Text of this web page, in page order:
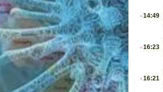
.14:49
.16:23
.16:21